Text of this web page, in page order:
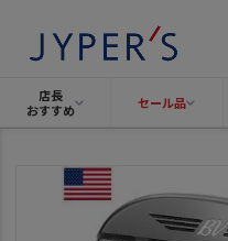
店長
おすすめ
セール品